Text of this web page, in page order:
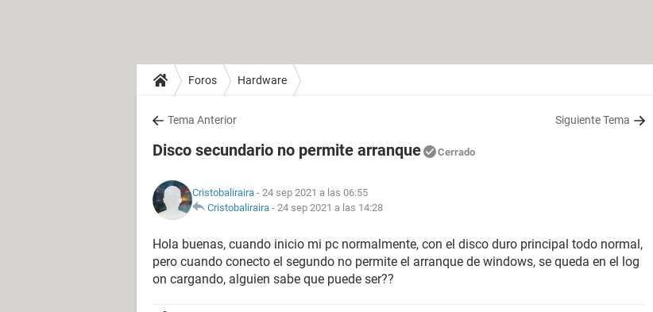
Foros Hardware
Tema Anterior Siguiente Tema
Disco secundario no permite arranque Cerrado
Cristobaliraira - 24 sep 2021 a las 06:55
Cristobaliraira - 24 sep 2021 a las 14:28
Hola buenas, cuando inicio mi pc normalmente, con el disco duro principal todo normal,
pero cuando conecto el segundo no permite el arranque de windows, se queda en el log
on cargando, alguien sabe que puede ser??